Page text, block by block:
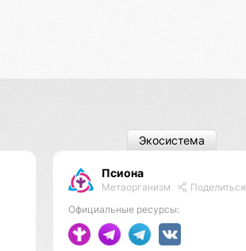
Псиона
Метаорганизм
Поделиться
Официальные ресурсы:
Экосистема